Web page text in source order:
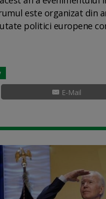
este organizat din
politici europene
E-Mail